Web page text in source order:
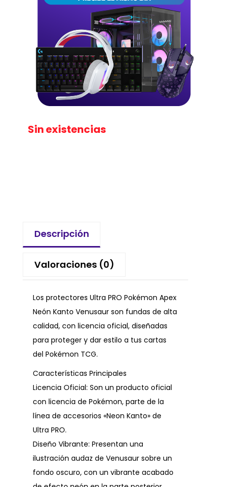
Sin existencias
Descripción
Valoraciones (0)
Los protectores Ultra PRO Pokémon Apex
Neón Kanto Venusaur son fundas de alta
calidad, con licencia oficial, diseñadas
para proteger y dar estilo a tus cartas
del Pokémon TCG.
Características Principales
Licencia Oficial: Son un producto oficial
con licencia de Pokémon, parte de la
línea de accesorios «Neon Kanto» de
Ultra PRO.
Diseño Vibrante: Presentan una
ilustración audaz de Venusaur sobre un
fondo oscuro, con un vibrante acabado